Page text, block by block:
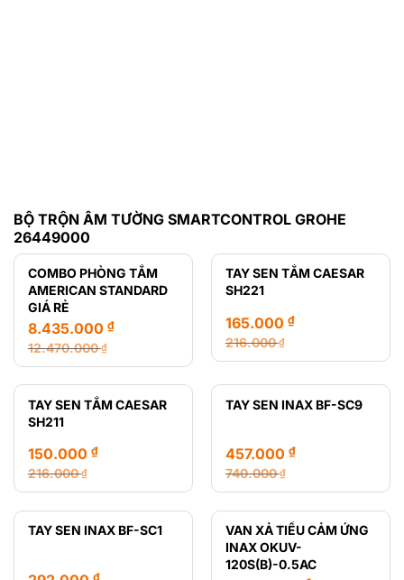
BỘ TRỘN ÂM TƯỜNG SMARTCONTROL GROHE
26449000
COMBO PHÒNG TẮM
AMERICAN STANDARD
GIÁ RẺ
12.470.000₫
Giá
gốc
là:
12.470.000 ₫.
8.435.000 ₫
Giá
hiện
tại
là:
TAY SEN TẮM CAESAR
SH221
216.000₫
Giá
216.000 ₫.
165.000 ₫
Giá
là:
TAY SEN TẮM CAESAR
SH211
216.000₫
Giá
gốc
là:
150.000 ₫
Giá
hiện
tại
TAY SEN INAX BF-SC9
740.000₫
Giá
gốc
là:
740.000 ₫.
457.000 ₫
Giá
hiện
tại
là:
457.000 ₫.
TAY SEN INAX BF-SC1
₫
VAN XẢ TIỂU CẢM ỨNG
INAX OKUV-
120S(B)-0.5AC